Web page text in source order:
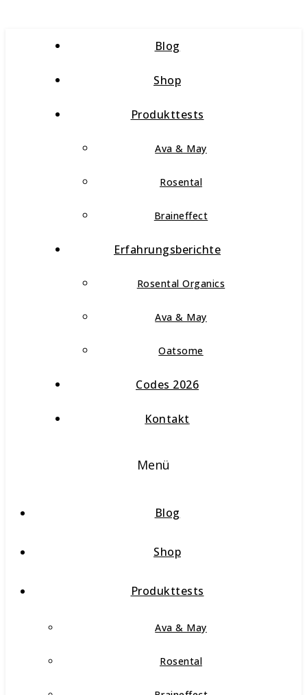
Blog
Shop
Produkttests
Ava & May
Rosental
Braineffect
Erfahrungsberichte
Rosental Organics
Ava & May
Oatsome
Codes 2026
Kontakt
Menü
Blog
Shop
Produkttests
Ava & May
Rosental